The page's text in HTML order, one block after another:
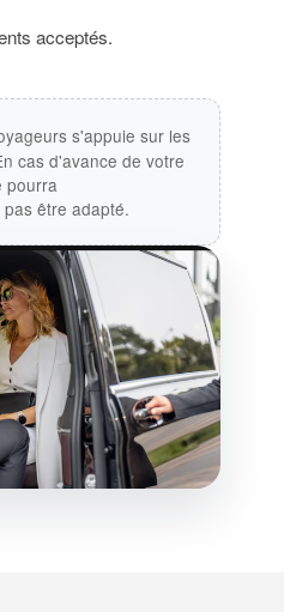
acceptés.
s'appuie sur les
cas d'avance de votre
pourra
être adapté.